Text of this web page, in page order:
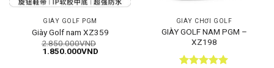
GIÀY GOLF PGM
Giày Golf nam XZ359
2.850.000VND
Giá
1.850.000VNDGiá
GIÀY CHƠI GOLF
GIÀY GOLF NAM PGM –
XZ198